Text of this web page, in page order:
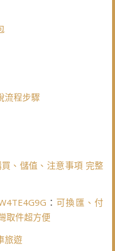
流程步驟
、儲值、注意事項 完整
：可換匯、付
取件超方便
旅遊